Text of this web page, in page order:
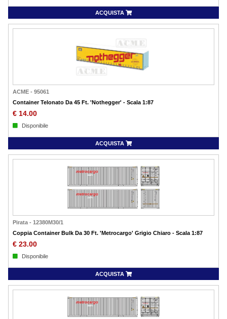
ACQUISTA
ACME - 95061
Container Telonato Da 45 Ft. 'Nothegger' - Scala 1:87
€ 14.00
Disponibile
ACQUISTA
Pirata - 12380M30/1
Coppia Container Bulk Da 30 Ft. 'Metrocargo' Grigio Chiaro - Scala 1:87
€ 23.00
Disponibile
ACQUISTA